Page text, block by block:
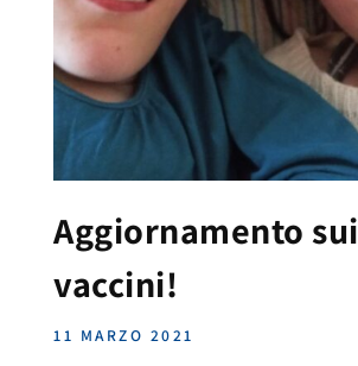
Aggiornamento sui
vaccini!
11 MARZO 2021